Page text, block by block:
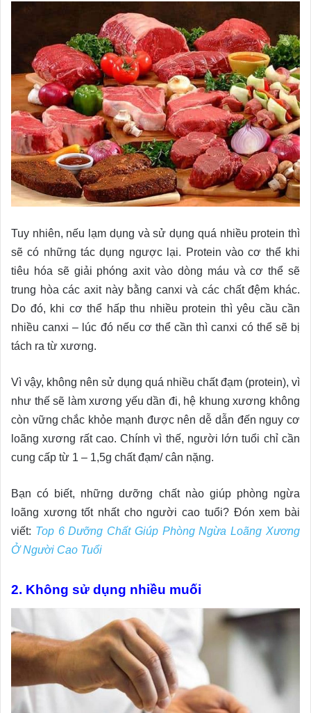
Tuy nhiên, nếu lạm dụng và sử dụng quá nhiều protein thì
sẽ có những tác dụng ngược lại. Protein vào cơ thể khi
tiêu hóa sẽ giải phóng axit vào dòng máu và cơ thể sẽ
trung hòa các axit này bằng canxi và các chất đệm khác.
Do đó, khi cơ thể hấp thu nhiều protein thì yêu cầu cần
nhiều canxi – lúc đó nếu cơ thể cần thì canxi có thể sẽ bị
tách ra từ xương.
Vì vậy, không nên sử dụng quá nhiều chất đạm (protein), vì
như thế sẽ làm xương yếu dần đi, hệ khung xương không
còn vững chắc khỏe mạnh được nên dễ dẫn đến nguy cơ
loãng xương rất cao. Chính vì thế, người lớn tuổi chỉ cần
cung cấp từ 1 – 1,5g chất đạm/ cân nặng.
Bạn có biết, những dưỡng chất nào giúp phòng ngừa
loãng xương tốt nhất cho người cao tuổi? Đón xem bài
viết: Top 6 Dưỡng Chất Giúp Phòng Ngừa Loãng Xương
Ở Người Cao Tuổi
2. Không sử dụng nhiều muối